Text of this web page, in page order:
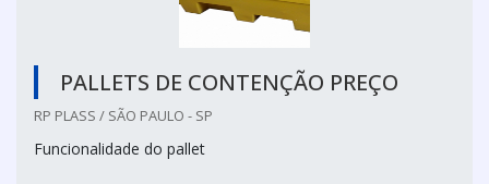
PALLETS DE CONTENÇÃO PREÇO
RP PLASS / SÃO PAULO - SP
Funcionalidade do pallet